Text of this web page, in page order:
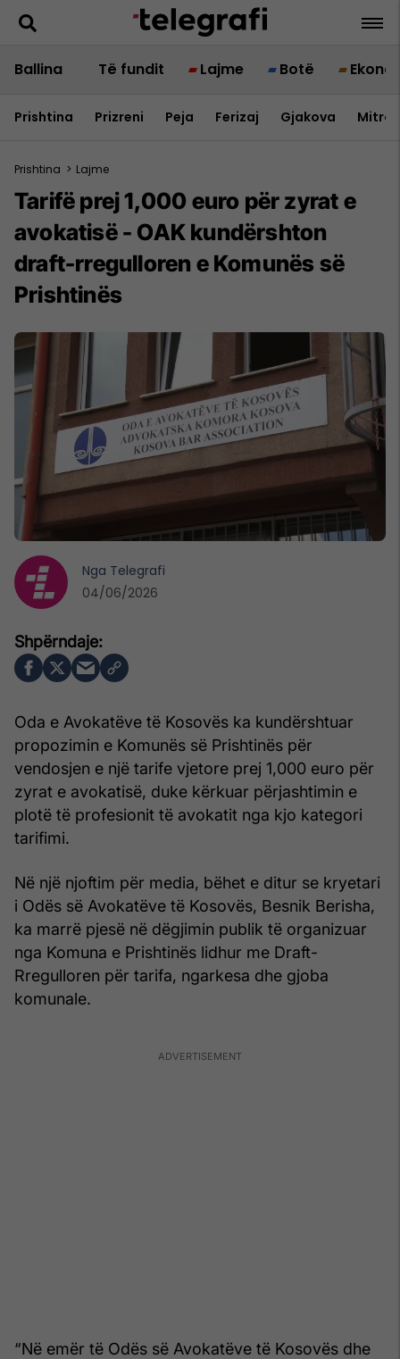
Ballina Të fundit Lajme Botë
Prishtina Prizreni Peja Ferizaj Gjakova
Prishtina > Lajme
Tarifë prej 1,000 euro për zyrat e
avokatisë - OAK kundërshton
draft-rregulloren e Komunës së
Prishtinës
Oda e Avokatëve të Kosovës ka kundërshtuar
propozimin e Komunës së Prishtinës për
vendosjen e një tarife vjetore prej 1,000 euro për
zyrat e avokatisë, duke kërkuar përjashtimin e
plotë të profesionit të avokatit nga kjo kategori
tarifimi.
Në një njoftim për media, bëhet e ditur se kryetari
i Odës së Avokatëve të Kosovës, Besnik Berisha,
ka marrë pjesë në dëgjimin publik të organizuar
nga Komuna e Prishtinës lidhur me Draft-
Rregulloren për tarifa, ngarkesa dhe gjoba
komunale.
“Në emër të Odës së Avokatëve të Kosovës dhe
Nga Telegrafi
04/06/2026